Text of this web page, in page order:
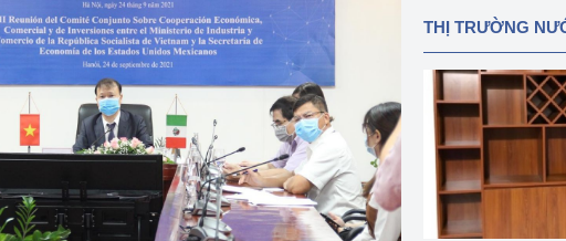
động thuộc thẩm quyền quản lý của
Bộ Công Thương
Tổ chức được cấp GCN đăng ký, hoạt
động kiểm định thiết bị, dụng cụ điện
làm việc ở môi trường không có nguy
hiểm khí, bụi nổ
Cơ sở sản xuất, sửa chữa chai chứa
LPG
Văn hóa ngành Công Thương
Tái cơ cấu ngành Công Thương
Quản lý thị trường
Sử dụng năng lượng tiết kiệm và
hiệu quả
Hiệu quả năng lượng
THỊ TRƯỜNG